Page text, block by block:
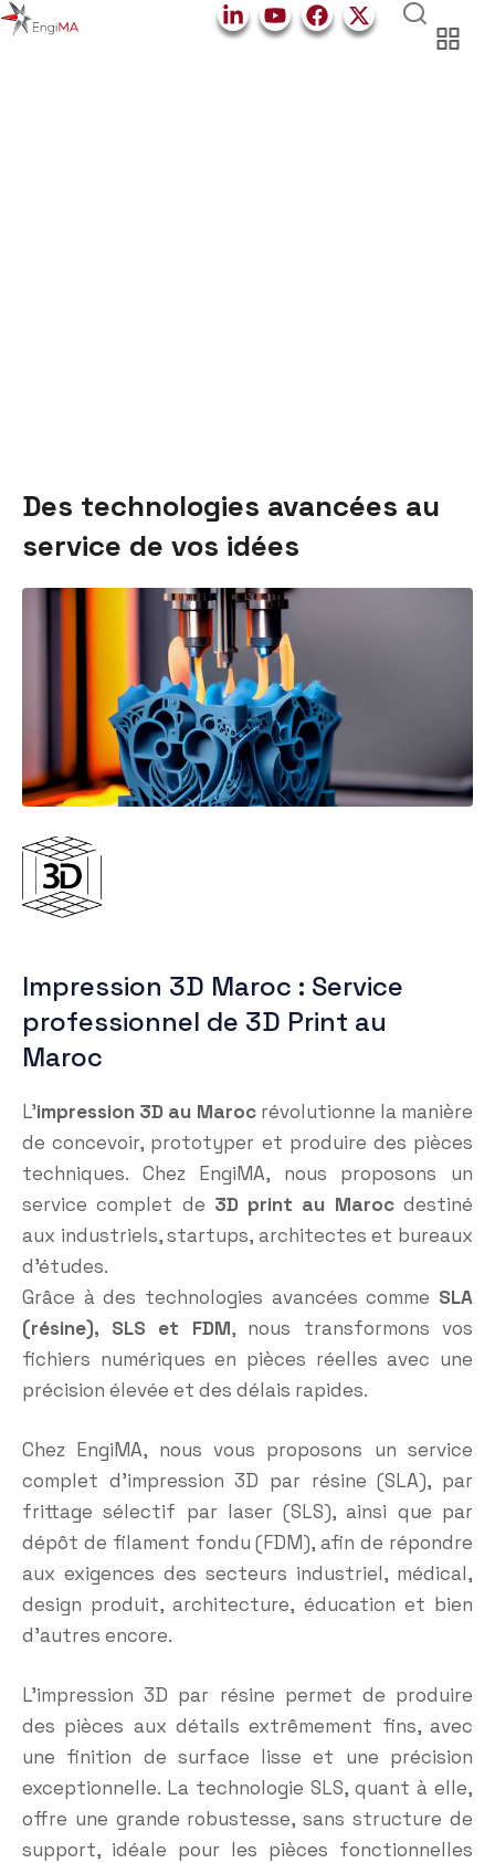
Des technologies avancées au
service de vos idées
Impression 3D Maroc : Service
professionnel de 3D Print au
Maroc
L’impression 3D au Marocrévolutionne la manière
de concevoir, prototyper et produire des pièces
techniques. Chez EngiMA, nous proposons un
service complet de 3D print au Marocdestiné
aux industriels, startups, architectes et bureaux
d’études.
Grâce à des technologies avancées comme SLA
(résine), SLS et FDM, nous transformons vos
fichiers numériques en pièces réelles avec une
précision élevée et des délais rapides.
Chez EngiMA, nous vous proposons un service
complet d’impression 3D par résine (SLA), par
frittage sélectif par laser (SLS), ainsi que par
dépôt de filament fondu (FDM), afin de répondre
aux exigences des secteurs industriel, médical,
design produit, architecture, éducation et bien
d’autres encore.
L’impression 3D par résine permet de produire
des pièces aux détails extrêmement fins, avec
une finition de surface lisse et une précision
exceptionnelle. La technologie SLS, quant à elle,
offre une grande robustesse, sans structure de
support, idéale pour les pièces fonctionnelles